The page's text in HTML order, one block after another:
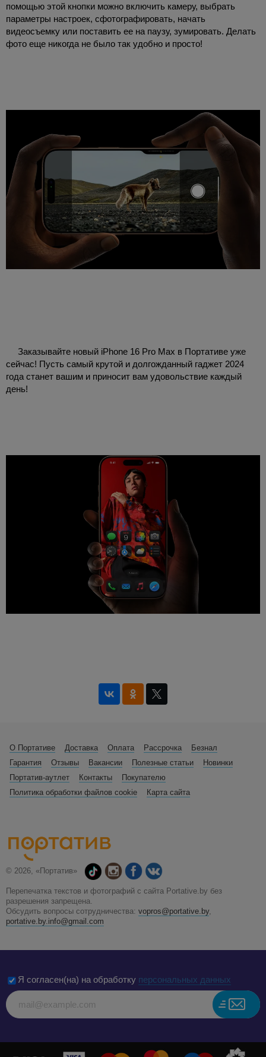
помощью этой кнопки можно включить камеру, выбрать
параметры настроек, сфотографировать, начать
видеосъемку или поставить ее на паузу, зумировать. Делать
фото еще никогда не было так удобно и просто!
Заказывайте новый iPhone 16 Pro Max в Портативе уже
сейчас! Пусть самый крутой и долгожданный гаджет 2024
года станет вашим и приносит вам удовольствие каждый
день!
О Портативе Доставка Оплата Рассрочка
Безнал
Гарантия
Отзывы Вакансии Полезные статьи
Новинки
Портатив-аутлет
Контакты
Покупателю
Политика обработки файлов cookie
Карта сайта
© 2026, «Портатив»
Перепечатка текстов и фотографий с сайта Portative.by без
разрешения запрещена.
Обсудить вопросы сотрудничества: vopros@portative.by,
portative.by.info@gmail.com
Я согласен(на) на обработку персональных данных